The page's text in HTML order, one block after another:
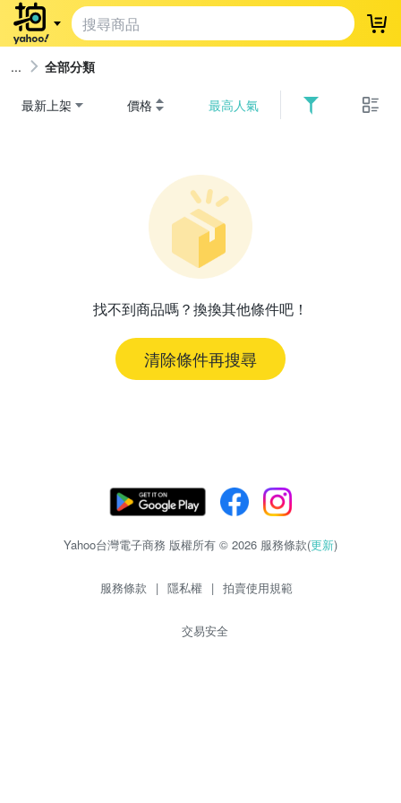
登
全部分類
最新上架 價格 最高人氣
找不到商品嗎？換換其他條件吧！
清除條件再搜尋
Yahoo台灣電子商務 版權所有 © 2026 服務條款(更新)
服務條款 | 隱私權 | 拍賣使用規範
交易安全